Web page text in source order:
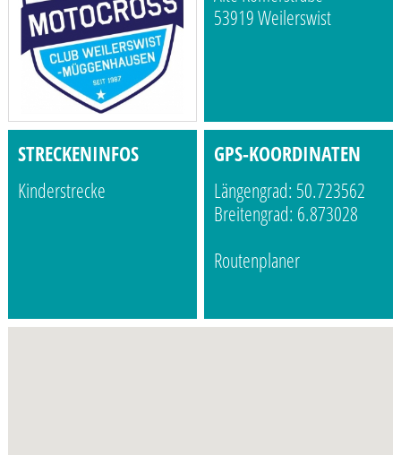
53919 Weilerswist
STRECKENINFOS
Kinderstrecke
GPS-KOORDINATEN
Längengrad: 50.723562
Breitengrad: 6.873028
Routenplaner